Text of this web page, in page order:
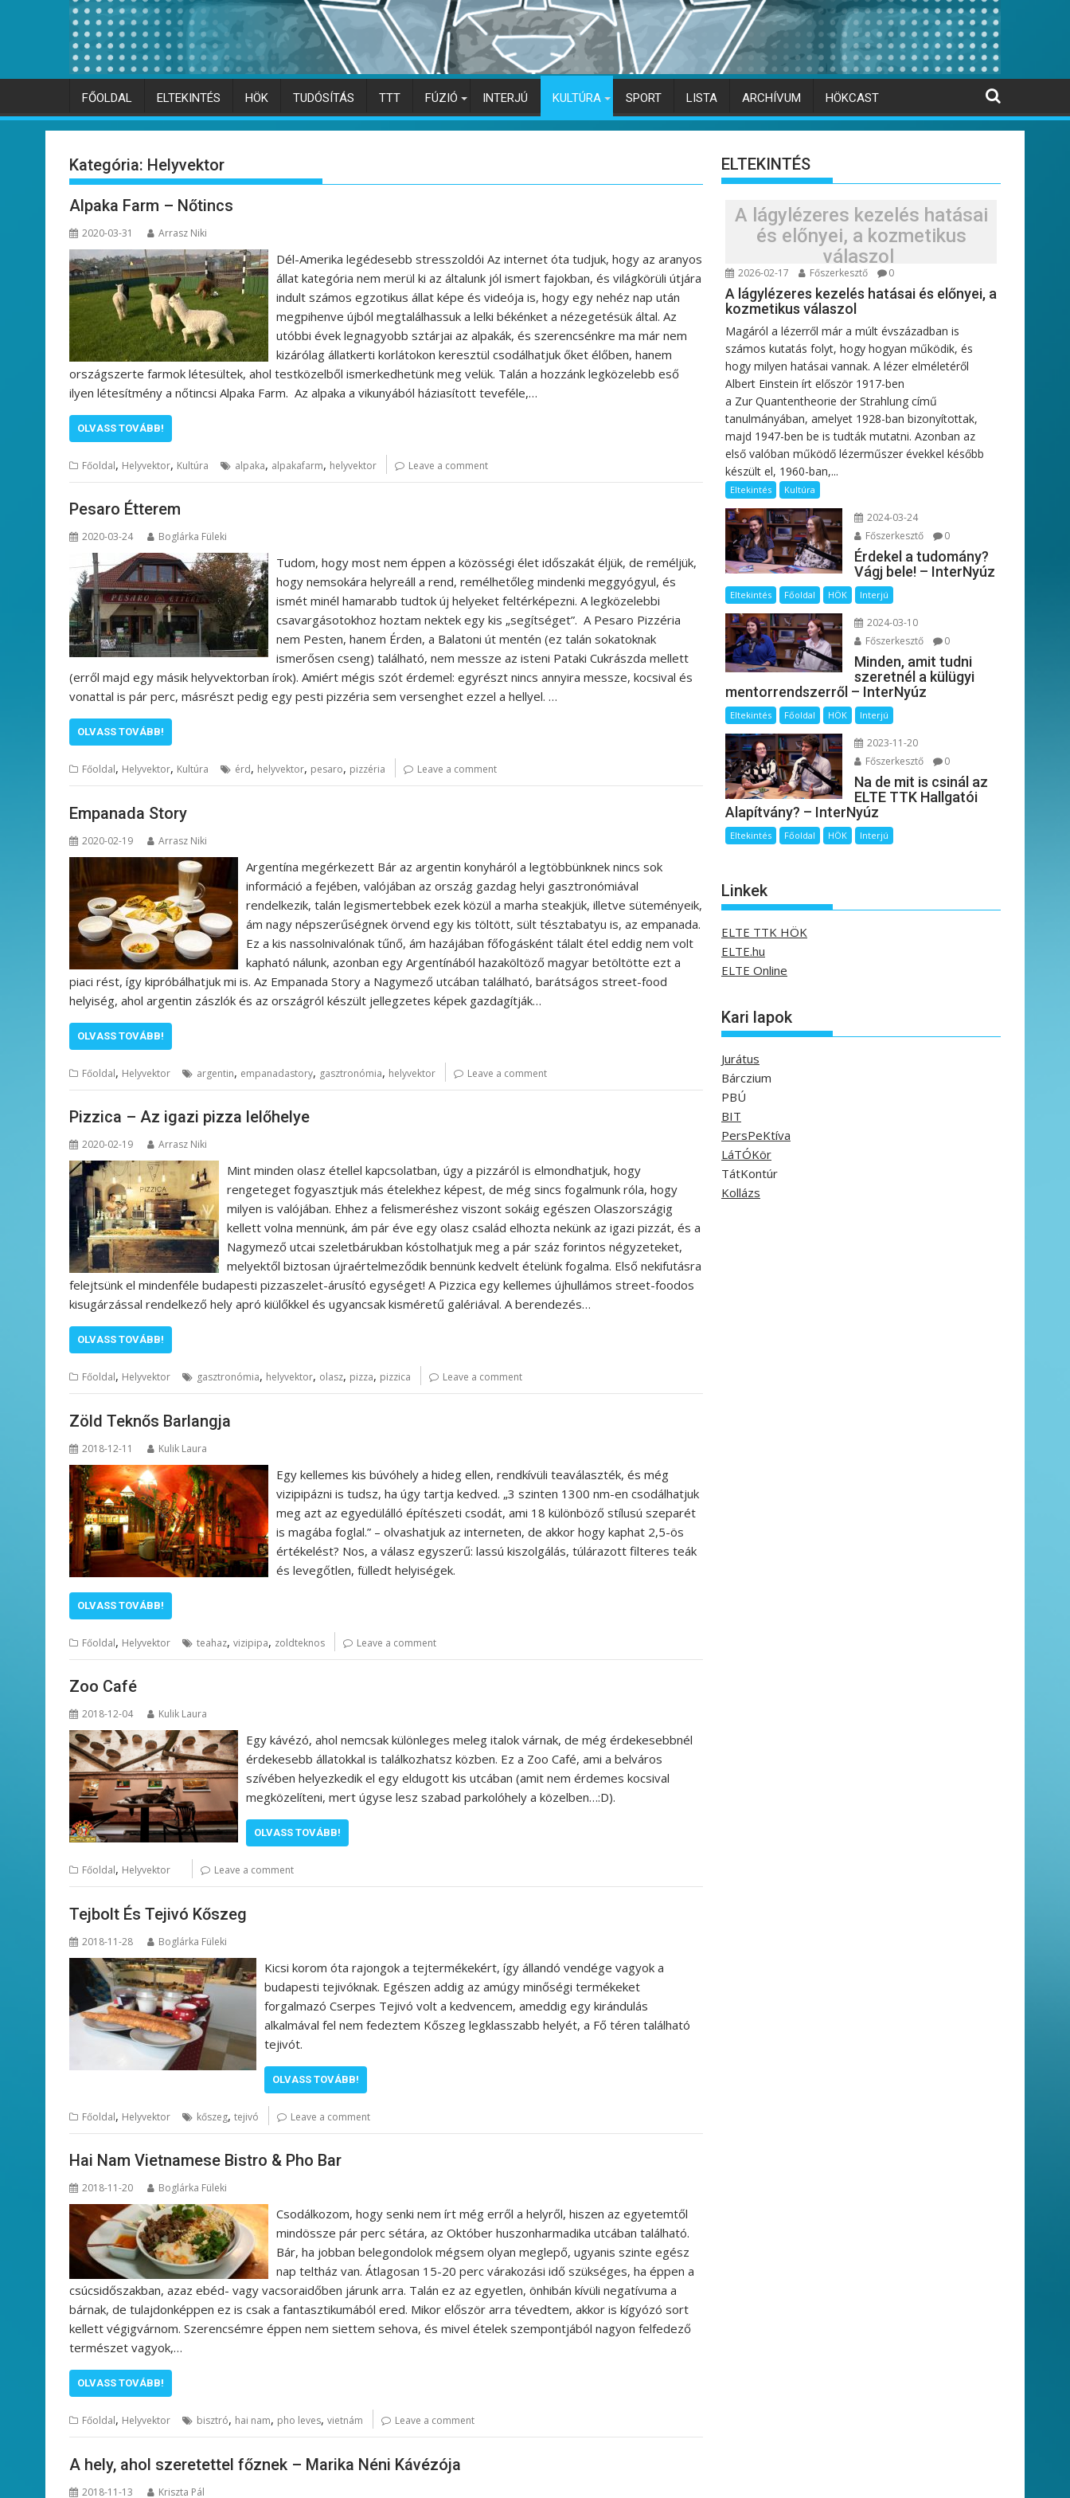
FŐOLDAL ELTEKINTÉS HÖK TUDÓSÍTÁS TTT FÚZIÓ INTERJÚ KULTÚRA SPORT LISTA ARCHÍVUM HÖKCAST
Kategória: Helyvektor
Alpaka Farm – Nőtincs
2020-03-31 Arrasz Niki
Dél-Amerika legédesebb stresszoldói Az internet óta tudjuk, hogy az aranyos
állat kategória nem merül ki az általunk jól ismert fajokban, és világkörüli útjára
indult számos egzotikus állat képe és videója is, hogy egy nehéz nap után
megpihenve újból megtalálhassuk a lelki békénket a nézegetésük által. Az
utóbbi évek legnagyobb sztárjai az alpakák, és szerencsénkre ma már nem
kizárólag állatkerti korlátokon keresztül csodálhatjuk őket élőben, hanem
országszerte farmok létesültek, ahol testközelből ismerkedhetünk meg velük. Talán a hozzánk legközelebb eső
ilyen létesítmény a nőtincsi Alpaka Farm. Az alpaka a vikunyából háziasított teveféle,…
OLVASS TOVÁBB!
Főoldal, Helyvektor, Kultúra alpaka, alpakafarm, helyvektor Leave a comment
Pesaro Étterem
2020-03-24 Boglárka Füleki
Tudom, hogy most nem éppen a közösségi élet időszakát éljük, de reméljük,
hogy nemsokára helyreáll a rend, remélhetőleg mindenki meggyógyul, és
ismét minél hamarabb tudtok új helyeket feltérképezni. A legközelebbi
csavargásotokhoz hoztam nektek egy kis „segítséget”. A Pesaro Pizzéria
nem Pesten, hanem Érden, a Balatoni út mentén (ez talán sokatoknak
ismerősen cseng) található, nem messze az isteni Pataki Cukrászda mellett
(erről majd egy másik helyvektorban írok). Amiért mégis szót érdemel: egyrészt nincs annyira messze, kocsival és
vonattal is pár perc, másrészt pedig egy pesti pizzéria sem versenghet ezzel a hellyel. …
OLVASS TOVÁBB!
Főoldal, Helyvektor, Kultúra érd, helyvektor, pesaro, pizzéria Leave a comment
Empanada Story
2020-02-19 Arrasz Niki
Argentína megérkezett Bár az argentin konyháról a legtöbbünknek nincs sok
információ a fejében, valójában az ország gazdag helyi gasztronómiával
rendelkezik, talán legismertebbek ezek közül a marha steakjük, illetve süteményeik,
ám nagy népszerűségnek örvend egy kis töltött, sült tésztabatyu is, az empanada.
Ez a kis nassolnivalónak tűnő, ám hazájában főfogásként tálalt étel eddig nem volt
kapható nálunk, azonban egy Argentínából hazaköltöző magyar betöltötte ezt a
piaci rést, így kipróbálhatjuk mi is. Az Empanada Story a Nagymező utcában található, barátságos street-food
helyiség, ahol argentin zászlók és az országról készült jellegzetes képek gazdagítják…
OLVASS TOVÁBB!
Főoldal, Helyvektor argentin, empanadastory, gasztronómia, helyvektor Leave a comment
Pizzica – Az igazi pizza lelőhelye
2020-02-19 Arrasz Niki
Mint minden olasz étellel kapcsolatban, úgy a pizzáról is elmondhatjuk, hogy
rengeteget fogyasztjuk más ételekhez képest, de még sincs fogalmunk róla, hogy
milyen is valójában. Ehhez a felismeréshez viszont sokáig egészen Olaszországig
kellett volna mennünk, ám pár éve egy olasz család elhozta nekünk az igazi pizzát, és a
Nagymező utcai szeletbárukban kóstolhatjuk meg a pár száz forintos négyzeteket,
melyektől biztosan újraértelmeződik bennünk kedvelt ételünk fogalma. Első nekifutásra
felejtsünk el mindenféle budapesti pizzaszelet-árusító egységet! A Pizzica egy kellemes újhullámos street-foodos
kisugárzással rendelkező hely apró kiülőkkel és ugyancsak kisméretű galériával. A berendezés…
OLVASS TOVÁBB!
Főoldal, Helyvektor gasztronómia, helyvektor, olasz, pizza, pizzica Leave a comment
Zöld Teknős Barlangja
2018-12-11 Kulik Laura
Egy kellemes kis búvóhely a hideg ellen, rendkívüli teaválaszték, és még
vizipipázni is tudsz, ha úgy tartja kedved. „3 szinten 1300 nm-en csodálhatjuk
meg azt az egyedülálló építészeti csodát, ami 18 különböző stílusú szeparét
is magába foglal.” – olvashatjuk az interneten, de akkor hogy kaphat 2,5-ös
értékelést? Nos, a válasz egyszerű: lassú kiszolgálás, túlárazott filteres teák
és levegőtlen, fülledt helyiségek.
OLVASS TOVÁBB!
Főoldal, Helyvektor teahaz, vizipipa, zoldteknos Leave a comment
Zoo Café
2018-12-04 Kulik Laura
Egy kávézó, ahol nemcsak különleges meleg italok várnak, de még érdekesebbnél
érdekesebb állatokkal is találkozhatsz közben. Ez a Zoo Café, ami a belváros
szívében helyezkedik el egy eldugott kis utcában (amit nem érdemes kocsival
megközelíteni, mert úgyse lesz szabad parkolóhely a közelben…:D).
OLVASS TOVÁBB!
Főoldal, Helyvektor Leave a comment
Tejbolt És Tejivó Kőszeg
2018-11-28 Boglárka Füleki
Kicsi korom óta rajongok a tejtermékekért, így állandó vendége vagyok a
budapesti tejivóknak. Egészen addig az amúgy minőségi termékeket
forgalmazó Cserpes Tejivó volt a kedvencem, ameddig egy kirándulás
alkalmával fel nem fedeztem Kőszeg legklasszabb helyét, a Fő téren található
tejivót.
OLVASS TOVÁBB!
Főoldal, Helyvektor kőszeg, tejivó Leave a comment
Hai Nam Vietnamese Bistro & Pho Bar
2018-11-20 Boglárka Füleki
Csodálkozom, hogy senki nem írt még erről a helyről, hiszen az egyetemtől
mindössze pár perc sétára, az Október huszonharmadika utcában található.
Bár, ha jobban belegondolok mégsem olyan meglepő, ugyanis szinte egész
nap teltház van. Átlagosan 15-20 perc várakozási idő szükséges, ha éppen a
csúcsidőszakban, azaz ebéd- vagy vacsoraidőben járunk arra. Talán ez az egyetlen, önhibán kívüli negatívuma a
bárnak, de tulajdonképpen ez is csak a fantasztikumából ered. Mikor először arra tévedtem, akkor is kígyózó sort
kellett végigvárnom. Szerencsémre éppen nem siettem sehova, és mivel ételek szempontjából nagyon felfedező
természet vagyok,…
OLVASS TOVÁBB!
Főoldal, Helyvektor bisztró, hai nam, pho leves, vietnám Leave a comment
A hely, ahol szeretettel főznek – Marika Néni Kávézója
2018-11-13 Kriszta Pál
ELTEKINTÉS
A lágylézeres kezelés hatásai
és előnyei, a kozmetikus
válaszol
2026-02-17 Főszerkesztő 0
A lágylézeres kezelés hatásai és előnyei, a
kozmetikus válaszol
Magáról a lézerről már a múlt évszázadban is
számos kutatás folyt, hogy hogyan működik, és
hogy milyen hatásai vannak. A lézer elméletéről
Albert Einstein írt először 1917-ben
a Zur Quantentheorie der Strahlung című
tanulmányában, amelyet 1928-ban bizonyítottak,
majd 1947-ben be is tudták mutatni. Azonban az
első valóban működő lézerműszer évekkel később
készült el, 1960-ban,...
Eltekintés Kultúra
2024-03-24
Főszerkesztő
0
Érdekel a tudomány?
Vágj bele! – InterNyúz
Eltekintés Főoldal HÖK Interjú
2024-03-10
Főszerkesztő
0
Minden, amit tudni
szeretnél a külügyi
mentorrendszerről – InterNyúz
Eltekintés Főoldal HÖK Interjú
2023-11-20
Főszerkesztő
0
Na de mit is csinál az
ELTE TTK Hallgatói
Alapítvány? – InterNyúz
Eltekintés Főoldal HÖK Interjú
Linkek
ELTE TTK HÖK
ELTE.hu
ELTE Online
Kari lapok
Jurátus
Bárczium
PBÚ
BIT
PersPeKtíva
LáTÓKör
TátKontúr
Kollázs